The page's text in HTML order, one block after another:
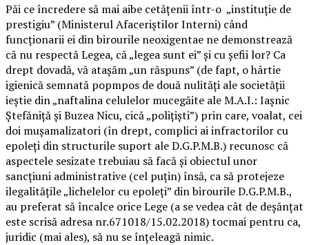
Păi ce încredere să mai aibe cetățenii într-o „instituție de
prestigiu” (Ministerul Afaceriștilor Interni) când
funcționarii ei din birourile neoxigentae ne demonstrează
că nu respectă Legea, că „legea sunt ei” și cu șefii lor? Ca
drept dovadă, vă atașăm „un răspuns” (de fapt, o hârtie
igienică semnată popmpos de două nulități ale societății
ieștie din „naftalina celulelor mucegăite ale M.A.I.: Iașnic
Ștefăniță și Buzea Nicu, cică „polițiști”) prin care, voalat, cei
doi mușamalizatori (în drept, complici ai infractorilor cu
epoleți din structurile suport ale D.G.P.M.B.) recunosc că
aspectele sesizate trebuiau să facă și obiectul unor
sancțiuni administrative (cel puțin) însă, ca să protejeze
ilegalitățile „lichelelor cu epoleți” din birourile D.G.P.M.B.,
au preferat să încalce orice Lege (a se vedea cât de deșănțat
este scrisă adresa nr.671018/15.02.2018) tocmai pentru ca,
juridic (mai ales), să nu se înțeleagă nimic.